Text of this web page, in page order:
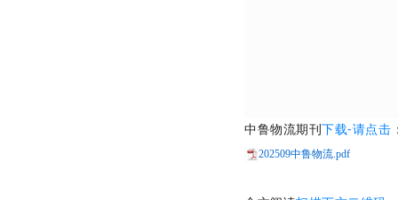
中鲁物流期刊下载-请点击
202509中鲁物流.pdf